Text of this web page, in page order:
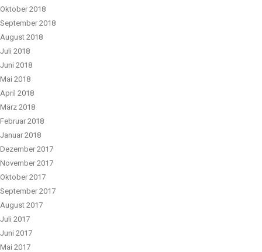
Oktober 2018
September 2018
August 2018
Juli 2018
Juni 2018
Mai 2018
April 2018
März 2018
Februar 2018
Januar 2018
Dezember 2017
November 2017
Oktober 2017
September 2017
August 2017
Juli 2017
Juni 2017
Mai 2017